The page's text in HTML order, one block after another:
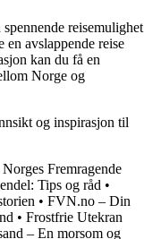
reisemulighet
en avslappende reise
kan du få en
Norge og
og inspirasjon til
Fremragende
Tips og råd •
• FVN.no – Din
• Frostfrie Utekran
– En morsom og